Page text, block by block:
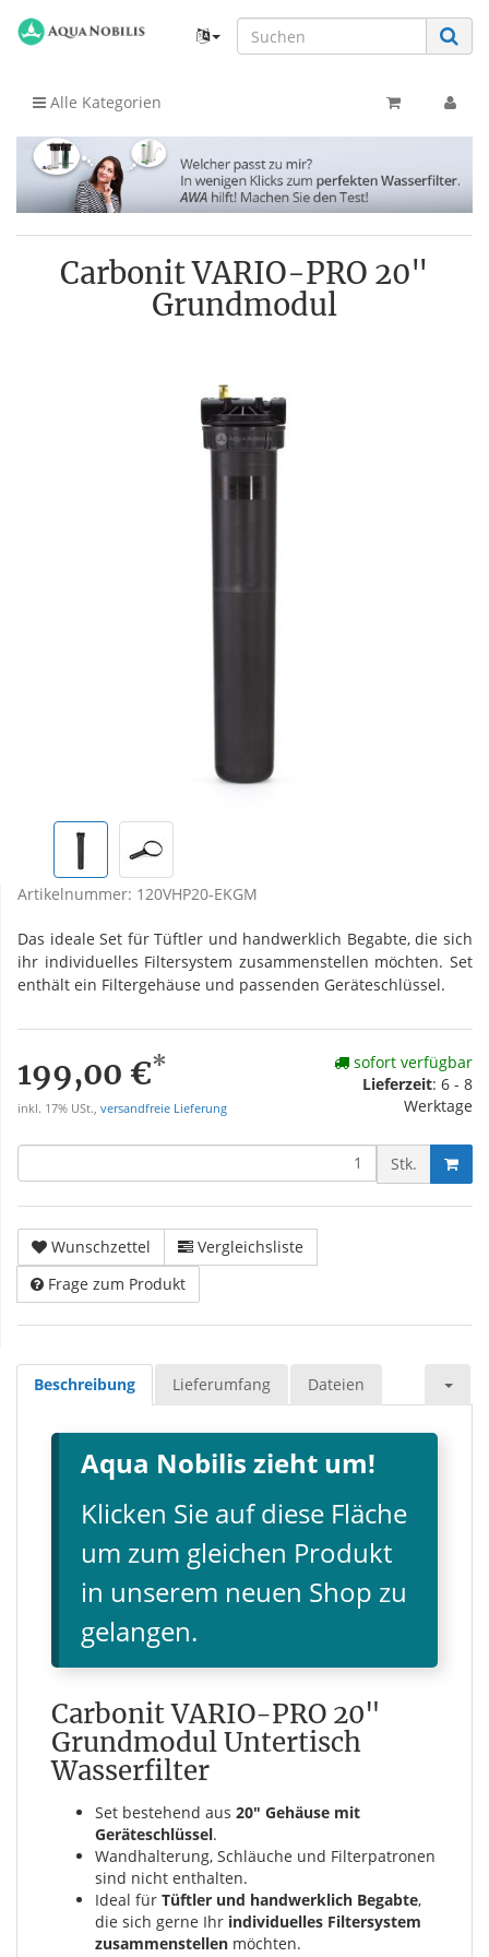
Alle Kategorien
Carbonit VARIO-PRO 20"
Grundmodul
Artikelnummer: 120VHP20-EKGM
Das ideale Set für Tüftler und handwerklich Begabte, die sich
ihr individuelles Filtersystem zusammenstellen möchten. Set
enthält ein Filtergehäuse und passenden Geräteschlüssel.
199,00 €*
inkl. 17% USt., versandfreie Lieferung
sofort verfügbar
Lieferzeit: 6 - 8
Werktage
Stk.
Wunschzettel
Vergleichsliste
Frage zum Produkt
Beschreibung Lieferumfang Dateien
Aqua Nobilis zieht um!
Klicken Sie auf diese Fläche
um zum gleichen Produkt
in unserem neuen Shop zu
gelangen.
Carbonit VARIO-PRO 20"
Grundmodul Untertisch
Wasserfilter
Set bestehend aus 20" Gehäuse mit
Geräteschlüssel.
Wandhalterung, Schläuche und Filterpatronen
sind nicht enthalten.
Ideal für Tüftler und handwerklich Begabte,
die sich gerne Ihr individuelles Filtersystem
zusammenstellen möchten.